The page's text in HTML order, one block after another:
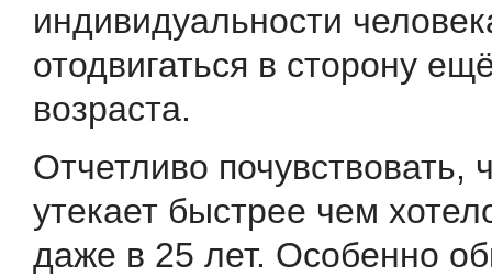
индивидуальности
отодвигаться в сторону
возраста.
Отчетливо почувствовать,
утекает быстрее чем
даже в 25 лет. Особенно